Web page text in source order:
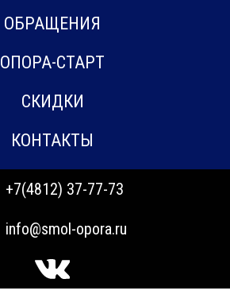
+7(4812) 37-77-73
info@smol-opora.ru
ОБРАЩЕНИЯ
ОПОРА-СТАРТ
СКИДКИ
КОНТАКТЫ